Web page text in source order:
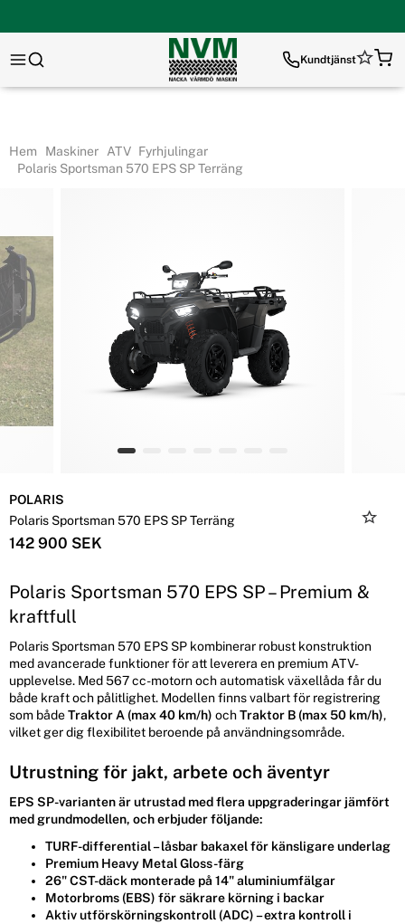
Kundtjänst
Hem Maskiner ATV Fyrhjulingar
Polaris Sportsman 570 EPS SP Terräng
POLARIS
Polaris Sportsman 570 EPS SP Terräng
142 900 SEK
Polaris Sportsman 570 EPS SP – Premium &
kraftfull
Polaris Sportsman 570 EPS SP kombinerar robust konstruktion
med avancerade funktioner för att leverera en premium ATV-
upplevelse. Med 567 cc-motorn och automatisk växellåda får du
både kraft och pålitlighet. Modellen finns valbart för registrering
som bådeTraktor A (max 40 km/h) ochTraktor B (max 50 km/h),
vilket ger dig flexibilitet beroende på användningsområde.
Utrustning för jakt, arbete och äventyr
EPS SP-varianten är utrustad med flera uppgraderingar jämfört
med grundmodellen, och erbjuder följande:
TURF-differential – låsbar bakaxel för känsligare underlag
Premium Heavy Metal Gloss-färg
26" CST-däck monterade på 14" aluminiumfälgar
Motorbroms (EBS) för säkrare körning i backar
Aktiv utförskörningskontroll (ADC) – extra kontroll i